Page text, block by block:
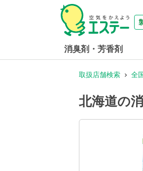
消臭剤・芳香剤
取扱店舗検索 全
北海道の